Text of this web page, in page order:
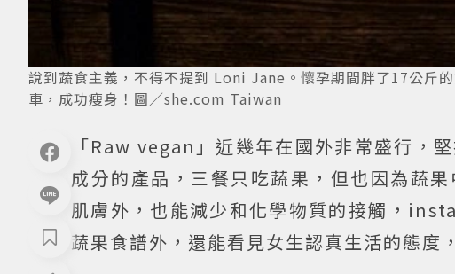
說到蔬食主義，不得不提到 Loni Jane。懷孕期間胖了17公斤
車，成功瘦身！圖／she.com Taiwan
「Raw vegan」近幾年在國外非常盛行，
成分的產品，三餐只吃蔬果，但也因為蔬
肌膚外，也能減少和化學物質的接觸，
蔬果食譜外，還能看見女生認真生活的態度